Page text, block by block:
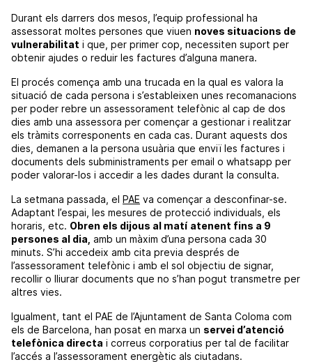
Durant els darrers dos mesos, l’equip professional ha
assessorat moltes persones que viuen noves situacions de
vulnerabilitat i que, per primer cop, necessiten suport per
obtenir ajudes o reduir les factures d’alguna manera.
El procés comença amb una trucada en la qual es valora la
situació de cada persona i s’estableixen unes recomanacions
per poder rebre un assessorament telefònic al cap de dos
dies amb una assessora per començar a gestionar i realitzar
els tràmits corresponents en cada cas. Durant aquests dos
dies, demanen a la persona usuària que enviï les factures i
documents dels subministraments per email o whatsapp per
poder valorar-los i accedir a les dades durant la consulta.
La setmana passada, el PAE va començar a desconfinar-se.
Adaptant l’espai, les mesures de protecció individuals, els
horaris, etc. Obren els dijous al matí atenent fins a 9
persones al dia, amb un màxim d’una persona cada 30
minuts. S’hi accedeix amb cita previa després de
l’assessorament telefònic i amb el sol objectiu de signar,
recollir o lliurar documents que no s’han pogut transmetre per
altres vies.
Igualment, tant el PAE de l’Ajuntament de Santa Coloma com
els de Barcelona, han posat en marxa un servei d’atenció
telefònica directa i correus corporatius per tal de facilitar
l’accés a l’assessorament energètic als ciutadans.